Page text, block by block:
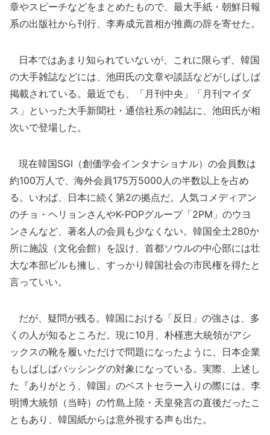
章やスピーチなどをまとめたもので、最大手紙・朝鮮日報
系の出版社から刊行、李寿成元首相が推薦の辞を寄せた。
日本ではあまり知られていないが、これに限らず、韓国
の大手雑誌などには、池田氏の文章や談話などがしばしば
掲載されている。最近でも、「月刊中央」「月刊マイダ
ス」といった大手新聞社・通信社系の雑誌に、池田氏が相
次いで登場した。
現在韓国SGI（創価学会インタナショナル）の会員数は
約100万人で、海外会員175万5000人の半数以上を占め
る。いわば、日本に続く第2の拠点だ。人気コメディアン
のチョ・ヘリョンさんやK-POPグループ「2PM」のウヨ
ンさんなど、著名人の会員も少なくない。韓国全土280か
所に施設（文化会館）を設け、首都ソウルの中心部には壮
大な本部ビルも擁し、すっかり韓国社会の市民権を得たと
言っていい。
だが、疑問が残る。韓国における「反日」の強さは、多
くの人が知るところだ。現に10月、朴槿恵大統領がアシ
ックスの靴を履いただけで問題になったように、日本企業
もしばしばバッシングの対象になっている。実際、上述し
た『ありがとう、韓国』のベストセラー入りの際には、李
明博大統領（当時）の竹島上陸・天皇発言の直後だったこ
ともあり、韓国紙からは意外視する声も出た。